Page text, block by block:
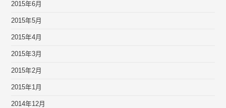
2015年6月
2015年5月
2015年4月
2015年3月
2015年2月
2015年1月
2014年12月